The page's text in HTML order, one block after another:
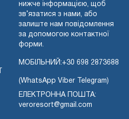
нижче інформацією, щоб
зв’язатися з нами, або
залиште нам повідомлення
за допомогою контактної
форми.
МОБІЛЬНИЙ:+30 698 2873688
(WhatsApp Viber Telegram)
ЕЛЕКТРОННА ПОШТА:
veroresort@gmail.com